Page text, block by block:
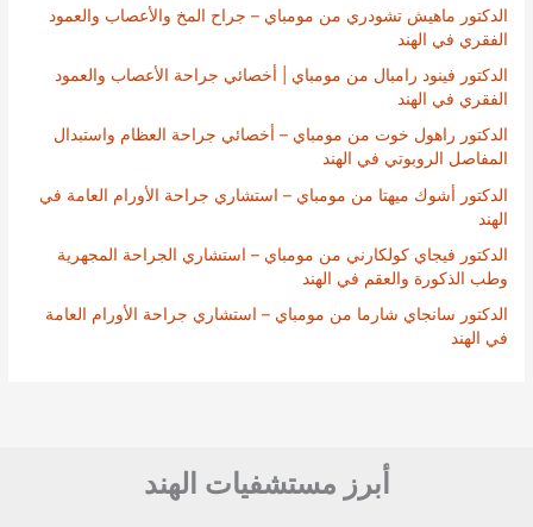
الدكتور ماهيش تشودري من مومباي – جراح المخ والأعصاب والعمود
الفقري في الهند
الدكتور فينود رامبال من مومباي | أخصائي جراحة الأعصاب والعمود
الفقري في الهند
الدكتور راهول خوت من مومباي – أخصائي جراحة العظام واستبدال
المفاصل الروبوتي في الهند
الدكتور أشوك ميهتا من مومباي – استشاري جراحة الأورام العامة في
الهند
الدكتور فيجاي كولكارني من مومباي – استشاري الجراحة المجهرية
وطب الذكورة والعقم في الهند
الدكتور سانجاي شارما من مومباي – استشاري جراحة الأورام العامة
في الهند
أبرز مستشفيات الهند